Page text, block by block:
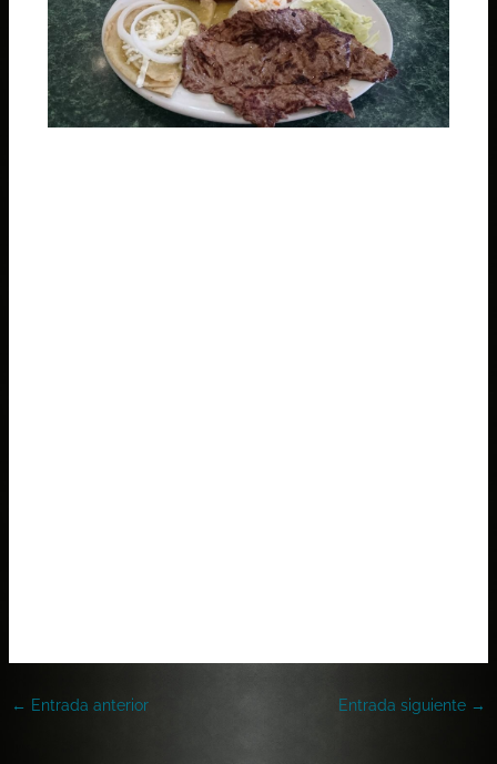
← Entrada anterior Entrada siguiente →